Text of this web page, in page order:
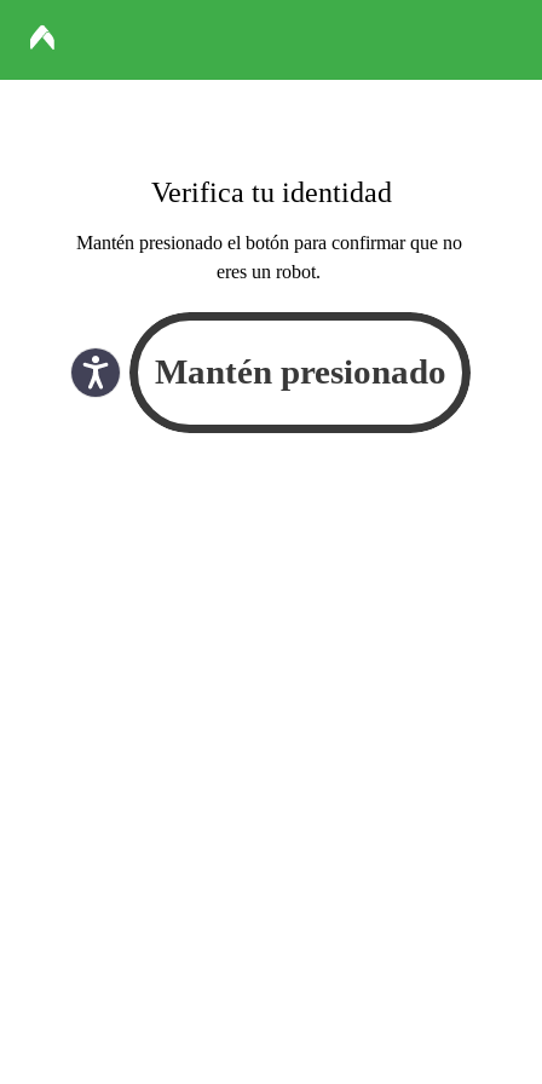
Verifica tu identidad
Mantén presionado el botón para confirmar que no
eres un robot.